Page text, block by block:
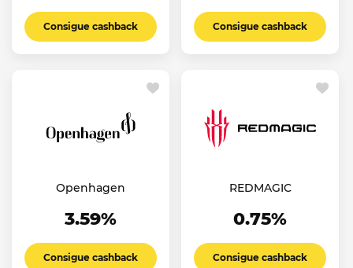
Consigue cashback Consigue cashback
Openhagen
3.59%
Consigue cashback
REDMAGIC
0.75%
Consigue cashback